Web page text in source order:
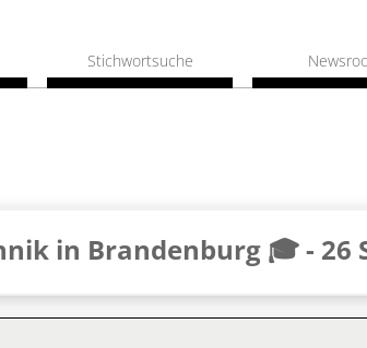
in Brandenburg 🎓 - 26
Stichwortsuche